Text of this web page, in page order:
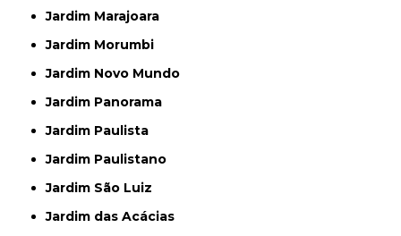
Jardim Marajoara
Jardim Morumbi
Jardim Novo Mundo
Jardim Panorama
Jardim Paulista
Jardim Paulistano
Jardim São Luiz
Jardim das Acácias